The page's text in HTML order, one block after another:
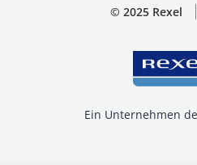
© 2025 Rexel
Ein Unternehmen